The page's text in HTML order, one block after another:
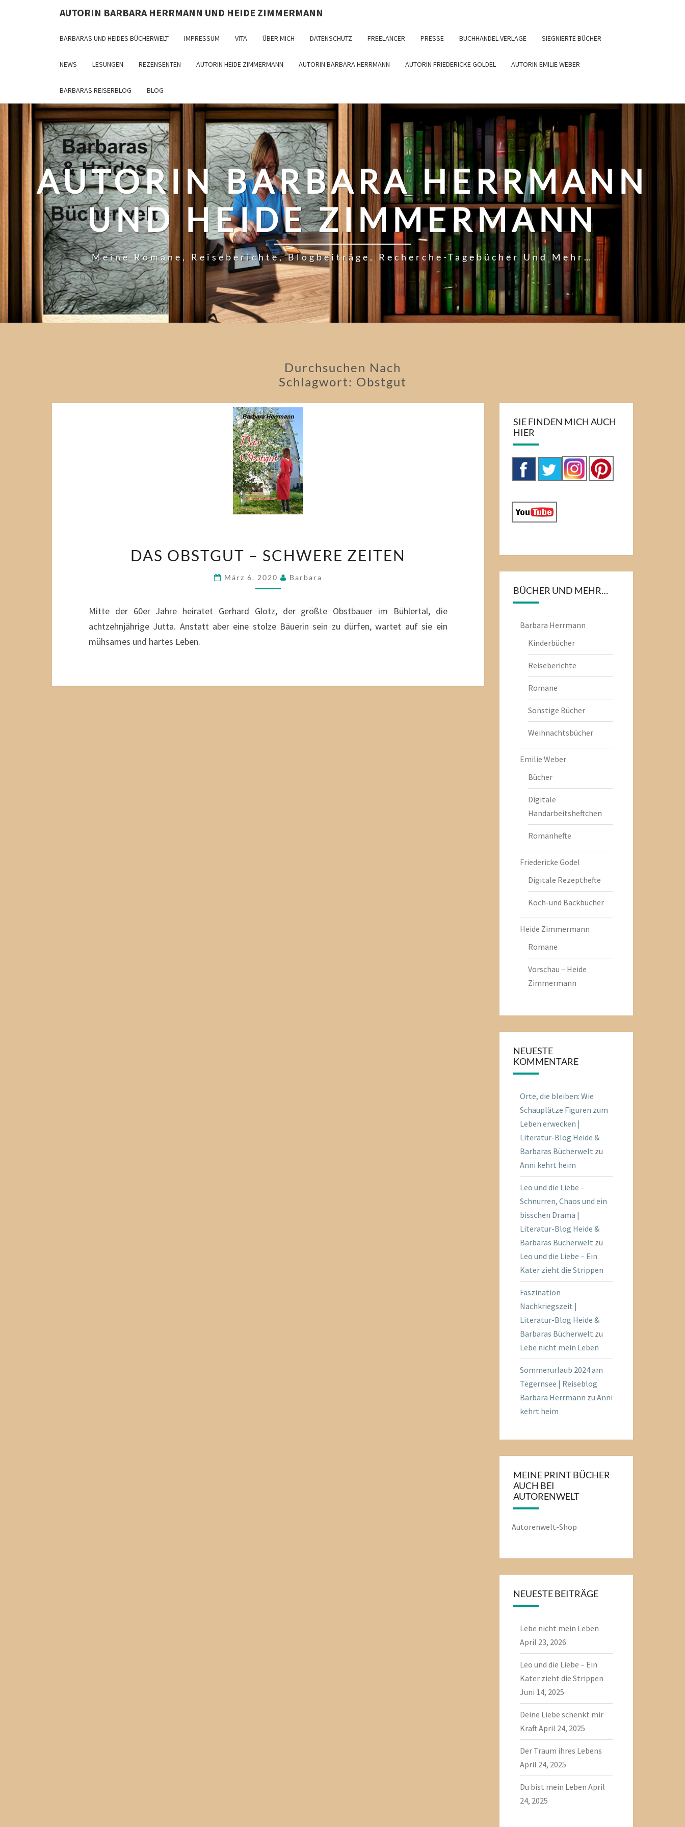
AUTORIN BARBARA HERRMANN UND HEIDE ZIMMERMANN
BARBARAS UND HEIDES BÜCHERWELT IMPRESSUM VITA ÜBER MICH DATENSCHUTZ FREELANCER PRESSE BUCHHANDEL-VERLAGE SIEGNIERTE BÜCHER
NEWS LESUNGEN REZENSENTEN AUTORIN HEIDE ZIMMERMANN AUTORIN BARBARA HERRMANN AUTORIN FRIEDERICKE GOLDEL AUTORIN EMILIE WEBER
BARBARAS REISERBLOG BLOG
AUTORIN BARBARA HERRMANN
UND HEIDE ZIMMERMANN
Meine Romane, Reiseberichte, Blogbeiträge, Recherche-Tagebücher Und Mehr…
Durchsuchen Nach
Schlagwort: Obstgut
OBSTGUT
–
SCHWERE
DAS OBSTGUT – SCHWERE ZEITEN
März 6, 2020 Barbara
Mitte der 60er Jahre heiratet Gerhard Glotz, der größte Obstbauer im Bühlertal, die
achtzehnjährige Jutta. Anstatt aber eine stolze Bäuerin sein zu dürfen, wartet auf sie ein
mühsames und hartes Leben.
SIE FINDEN MICH AUCH
HIER
BÜCHER UND MEHR…
Barbara Herrmann
Kinderbücher
Reiseberichte
Romane
Sonstige Bücher
Weihnachtsbücher
Emilie Weber
Bücher
Digitale
Handarbeitsheftchen
Romanhefte
Friedericke Godel
Digitale Rezepthefte
Koch-und Backbücher
Heide Zimmermann
Romane
Vorschau – Heide
Zimmermann
NEUESTE
KOMMENTARE
Orte, die bleiben: Wie
Schauplätze Figuren zum
Leben erwecken |
Literatur-Blog Heide &
Barbaras Bücherwelt zu
Anni kehrt heim
Leo und die Liebe –
Schnurren, Chaos und ein
bisschen Drama |
Literatur-Blog Heide &
Barbaras Bücherwelt zu
Leo und die Liebe – Ein
Kater zieht die Strippen
Faszination
Nachkriegszeit |
Literatur-Blog Heide &
Barbaras Bücherwelt zu
Lebe nicht mein Leben
Sommerurlaub 2024 am
Tegernsee | Reiseblog
Barbara Herrmann zu Anni
kehrt heim
MEINE PRINT BÜCHER
AUCH BEI
AUTORENWELT
Autorenwelt-Shop
NEUESTE BEITRÄGE
Lebe nicht mein Leben
April 23, 2026
Leo und die Liebe – Ein
Kater zieht die Strippen
Juni 14, 2025
Deine Liebe schenkt mir
KraftApril 24, 2025
Der Traum ihres Lebens
April 24, 2025
Du bist mein Leben April
24, 2025